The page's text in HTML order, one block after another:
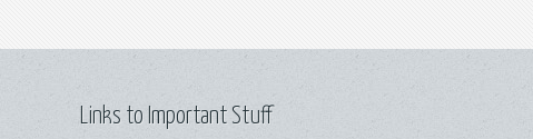
Links to Important Stuff